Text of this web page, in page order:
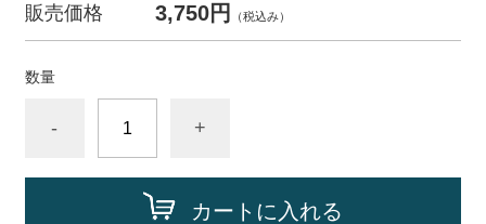
販売価格 3,750円 （税込み）
数量
- +
カートに入れる